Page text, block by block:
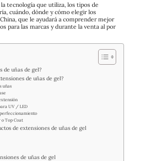
tecnología que utiliza, los tipos de
cuándo, dónde y cómo elegir los
que le ayudará a comprender mejor
para las marcas y durante la venta al por
de uñas de gel?
de uñas de gel?
uñas
UV / LED
o Top Coat
de extensiones de uñas de gel
de uñas de gel